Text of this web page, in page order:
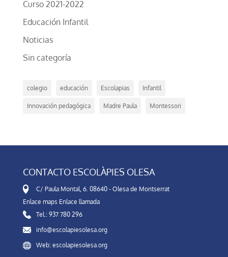
Curso 2021-2022
Educación Infantil
Noticias
Sin categoría
colegio educación Escolapias Infantil
Innovación pedagógica Madre Paula Montessori
CONTACTO ESCOLÀPIES OLESA
C/ Paula Montal, 6. 08640 - Olesa de Montserrat
Enlace maps
Tel.: 937 780 296
Enlace llamada
info@escolapiesolesa.org
Web: escolapiesolesa.org